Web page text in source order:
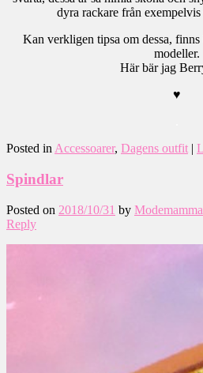
dyra rackare från
Kan verkligen tipsa om dessa,
modeller.
Här bär jag
♥
Posted inAccessoarer, Dagens outfit |
Spindlar
Posted on 2018/10/31 by Modemamma
Reply